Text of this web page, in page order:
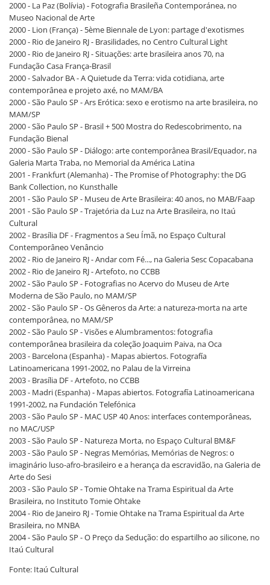
2000 - La Paz (Bolívia) - Fotografia Brasileña Contemporánea, no
Museo Nacional de Arte
2000 - Lion (França) - 5ème Biennale de Lyon: partage d'exotismes
2000 - Rio de Janeiro RJ - Brasilidades, no Centro Cultural Light
2000 - Rio de Janeiro RJ - Situações: arte brasileira anos 70, na
Fundação Casa França-Brasil
2000 - Salvador BA - A Quietude da Terra: vida cotidiana, arte
contemporânea e projeto axé, no MAM/BA
2000 - São Paulo SP - Ars Erótica: sexo e erotismo na arte brasileira, no
MAM/SP
2000 - São Paulo SP - Brasil + 500 Mostra do Redescobrimento, na
Fundação Bienal
2000 - São Paulo SP - Diálogo: arte contemporânea Brasil/Equador, na
Galeria Marta Traba, no Memorial da América Latina
2001 - Frankfurt (Alemanha) - The Promise of Photography: the DG
Bank Collection, no Kunsthalle
2001 - São Paulo SP - Museu de Arte Brasileira: 40 anos, no MAB/Faap
2001 - São Paulo SP - Trajetória da Luz na Arte Brasileira, no Itaú
Cultural
2002 - Brasília DF - Fragmentos a Seu Ímã, no Espaço Cultural
Contemporâneo Venâncio
2002 - Rio de Janeiro RJ - Andar com Fé..., na Galeria Sesc Copacabana
2002 - Rio de Janeiro RJ - Artefoto, no CCBB
2002 - São Paulo SP - Fotografias no Acervo do Museu de Arte
Moderna de São Paulo, no MAM/SP
2002 - São Paulo SP - Os Gêneros da Arte: a natureza-morta na arte
contemporânea, no MAM/SP
2002 - São Paulo SP - Visões e Alumbramentos: fotografia
contemporânea brasileira da coleção Joaquim Paiva, na Oca
2003 - Barcelona (Espanha) - Mapas abiertos. Fotografía
Latinoamericana 1991-2002, no Palau de la Virreina
2003 - Brasília DF - Artefoto, no CCBB
2003 - Madri (Espanha) - Mapas abiertos. Fotografía Latinoamericana
1991-2002, na Fundación Telefónica
2003 - São Paulo SP - MAC USP 40 Anos: interfaces contemporâneas,
no MAC/USP
2003 - São Paulo SP - Natureza Morta, no Espaço Cultural BM&F
2003 - São Paulo SP - Negras Memórias, Memórias de Negros: o
imaginário luso-afro-brasileiro e a herança da escravidão, na Galeria de
Arte do Sesi
2003 - São Paulo SP - Tomie Ohtake na Trama Espiritual da Arte
Brasileira, no Instituto Tomie Ohtake
2004 - Rio de Janeiro RJ - Tomie Ohtake na Trama Espiritual da Arte
Brasileira, no MNBA
2004 - São Paulo SP - O Preço da Sedução: do espartilho ao silicone, no
Itaú Cultural
Fonte: Itaú Cultural